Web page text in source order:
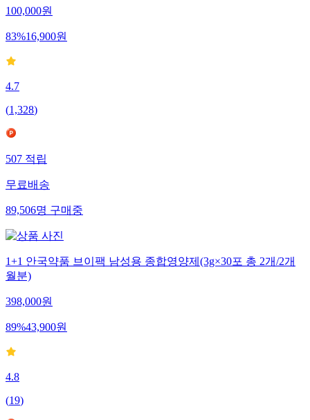
100,000원
83%16,900원
4.7
(1,328)
507적립
무료배송
89,506명구매중
1+1 안국약품 브이팩 남성용 종합영양제(3g×30포 총 2개/2개
월분)
398,000원
89%43,900원
4.8
(19)